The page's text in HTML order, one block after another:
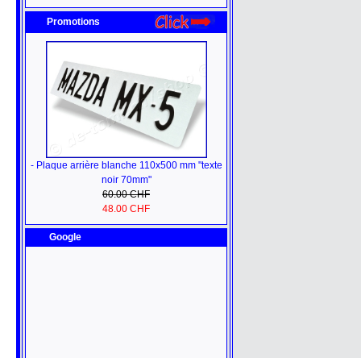
Promotions
- Plaque arrière blanche 110x500 mm "texte
noir 70mm"
60.00 CHF
48.00 CHF
Google